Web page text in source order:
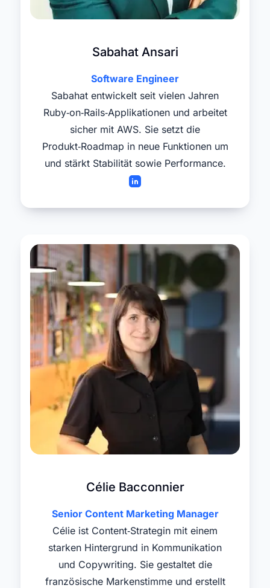
Sabahat Ansari
Software Engineer
Sabahat entwickelt seit vielen Jahren
Ruby‑on‑Rails‑Applikationen und arbeitet
sicher mit AWS. Sie setzt die
Produkt‑Roadmap in neue Funktionen um
und stärkt Stabilität sowie Performance.
Célie Bacconnier
Senior Content Marketing Manager
Célie ist Content‑Strategin mit einem
starken Hintergrund in Kommunikation
und Copywriting. Sie gestaltet die
französische Markenstimme und erstellt